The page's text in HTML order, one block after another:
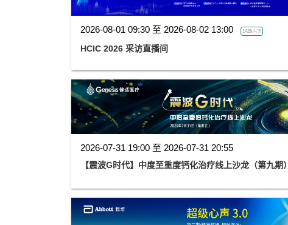
2026-08-01 09:30 至 2026-08-02 13:00 1429人次
HCIC 2026 采访直播间
2026-07-31 19:00 至 2026-07-31 20:55
【震波G时代】中度至重度钙化治疗线上沙龙（第九期）